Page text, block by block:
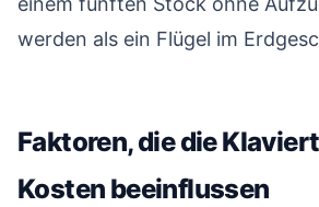
werden als ein Flügel im
Faktoren, die die
Kosten beeinflussen